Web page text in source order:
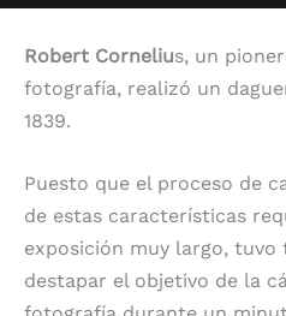
Robert Cornelius, un
fotografía, realizó un
1839.
Puesto que el proceso de
de estas características
exposición muy largo, tuvo
destapar el objetivo de la